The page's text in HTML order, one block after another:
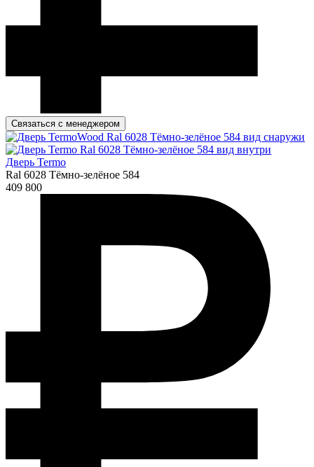
Связаться с менеджером
Дверь Termo
Ral 6028 Тёмно-зелёное 584
409 800